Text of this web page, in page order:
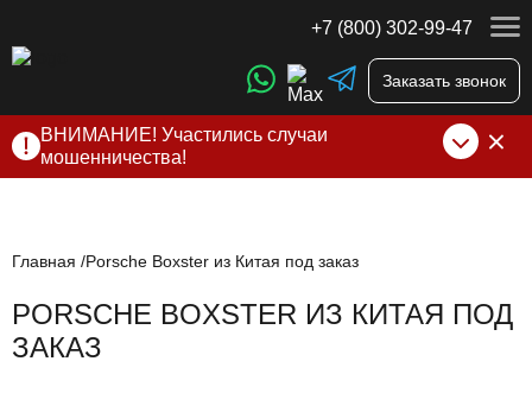
+7 (800) 302-99-47
Заказать звонок
ВНИМАНИЕ! Участились случаи
мошенничества!
нами по официальнымконтактам, указанным в соц сетях
Главная Porsche Boxster из Китая под заказ
PORSCHE BOXSTER ИЗ КИТАЯ ПОД
ЗАКАЗ